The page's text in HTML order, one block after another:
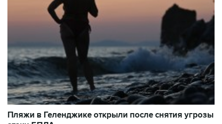
Пляжи в Геленджике открыли после снятия угрозы